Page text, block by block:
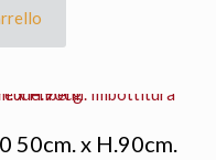
50cm. x H.90cm.